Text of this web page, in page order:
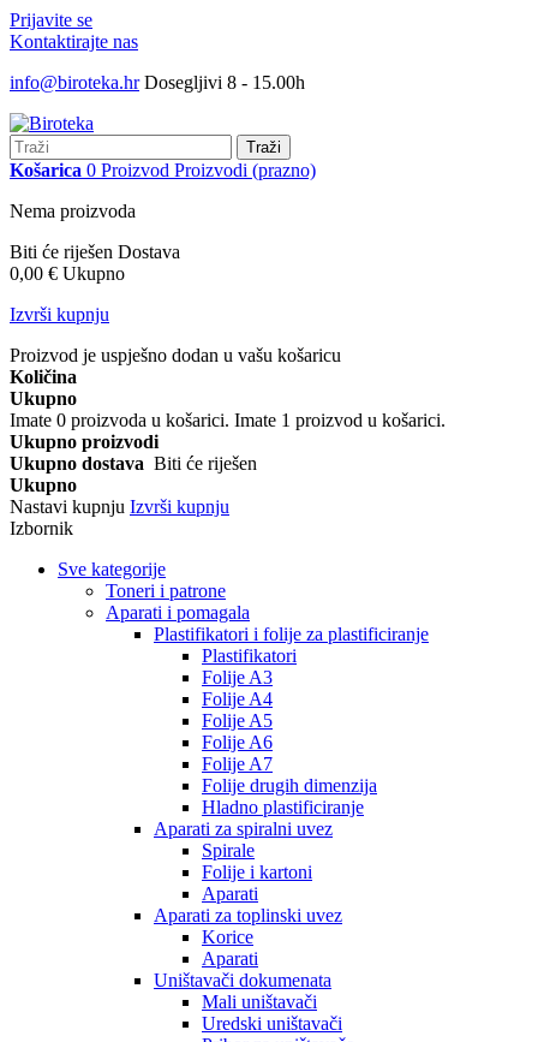
Prijavite se
Kontaktirajte nas
info@biroteka.hr Dosegljivi 8 - 15.00h
Traži
Košarica 0 Proizvod Proizvodi (prazno)
Nema proizvoda
Biti će riješen Dostava
0,00 € Ukupno
Izvrši kupnju
Proizvod je uspješno dodan u vašu košaricu
Količina
Ukupno
Imate 0 proizvoda u košarici. Imate 1 proizvod u košarici.
Ukupno proizvodi
Ukupno dostava Biti će riješen
Ukupno
Nastavi kupnju Izvrši kupnju
Izbornik
Sve kategorije
Toneri i patrone
Aparati i pomagala
Plastifikatori i folije za plastificiranje
Plastifikatori
Folije A3
Folije A4
Folije A5
Folije A6
Folije A7
Folije drugih dimenzija
Hladno plastificiranje
Aparati za spiralni uvez
Spirale
Folije i kartoni
Aparati
Aparati za toplinski uvez
Korice
Aparati
Uništavači dokumenata
Mali uništavači
Uredski uništavači